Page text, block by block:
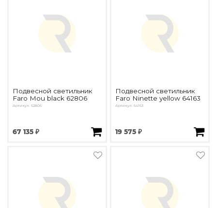
Подвесной светильник
Faro Mou black 62806
Артикул: 62806
67 135 ₽
Подвесной светильник
Faro Ninette yellow 64163
Артикул: 64163
19 575 ₽